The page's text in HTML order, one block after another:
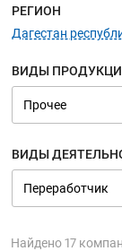
Меню
РЕГИОН
Дагестан
ВИДЫ
ВИДЫ
Найдено 17